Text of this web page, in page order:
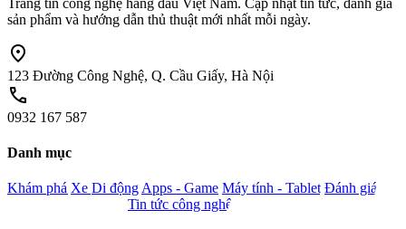
Trang tin công nghệ hàng đầu Việt Nam. Cập nhật tin tức, đánh giá
sản phẩm và hướng dẫn thủ thuật mới nhất mỗi ngày.
location_on
123 Đường Công Nghệ, Q. Cầu Giấy, Hà Nội
call
0932 167 587
Danh mục
Khám phá Xe Di độngApps - Game Máy tính - Tablet Đánh giá
Tin tức công nghệ